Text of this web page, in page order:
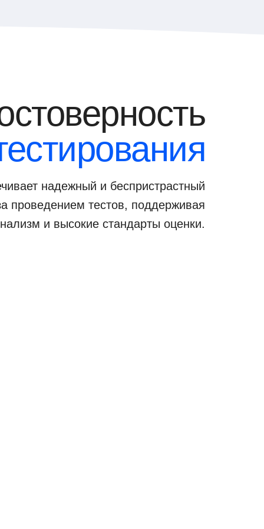
надежный и беспристрастный
проведением тестов, поддерживая
и высокие стандарты оценки.